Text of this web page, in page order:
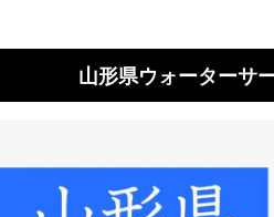
山形県ウォーターサ